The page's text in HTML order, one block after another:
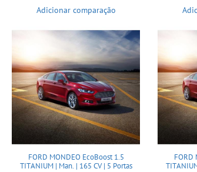
Adicionar comparação
FORD MONDEO EcoBoost 1.5
TITANIUM | Man. | 165 CV | 5 Portas
FORD